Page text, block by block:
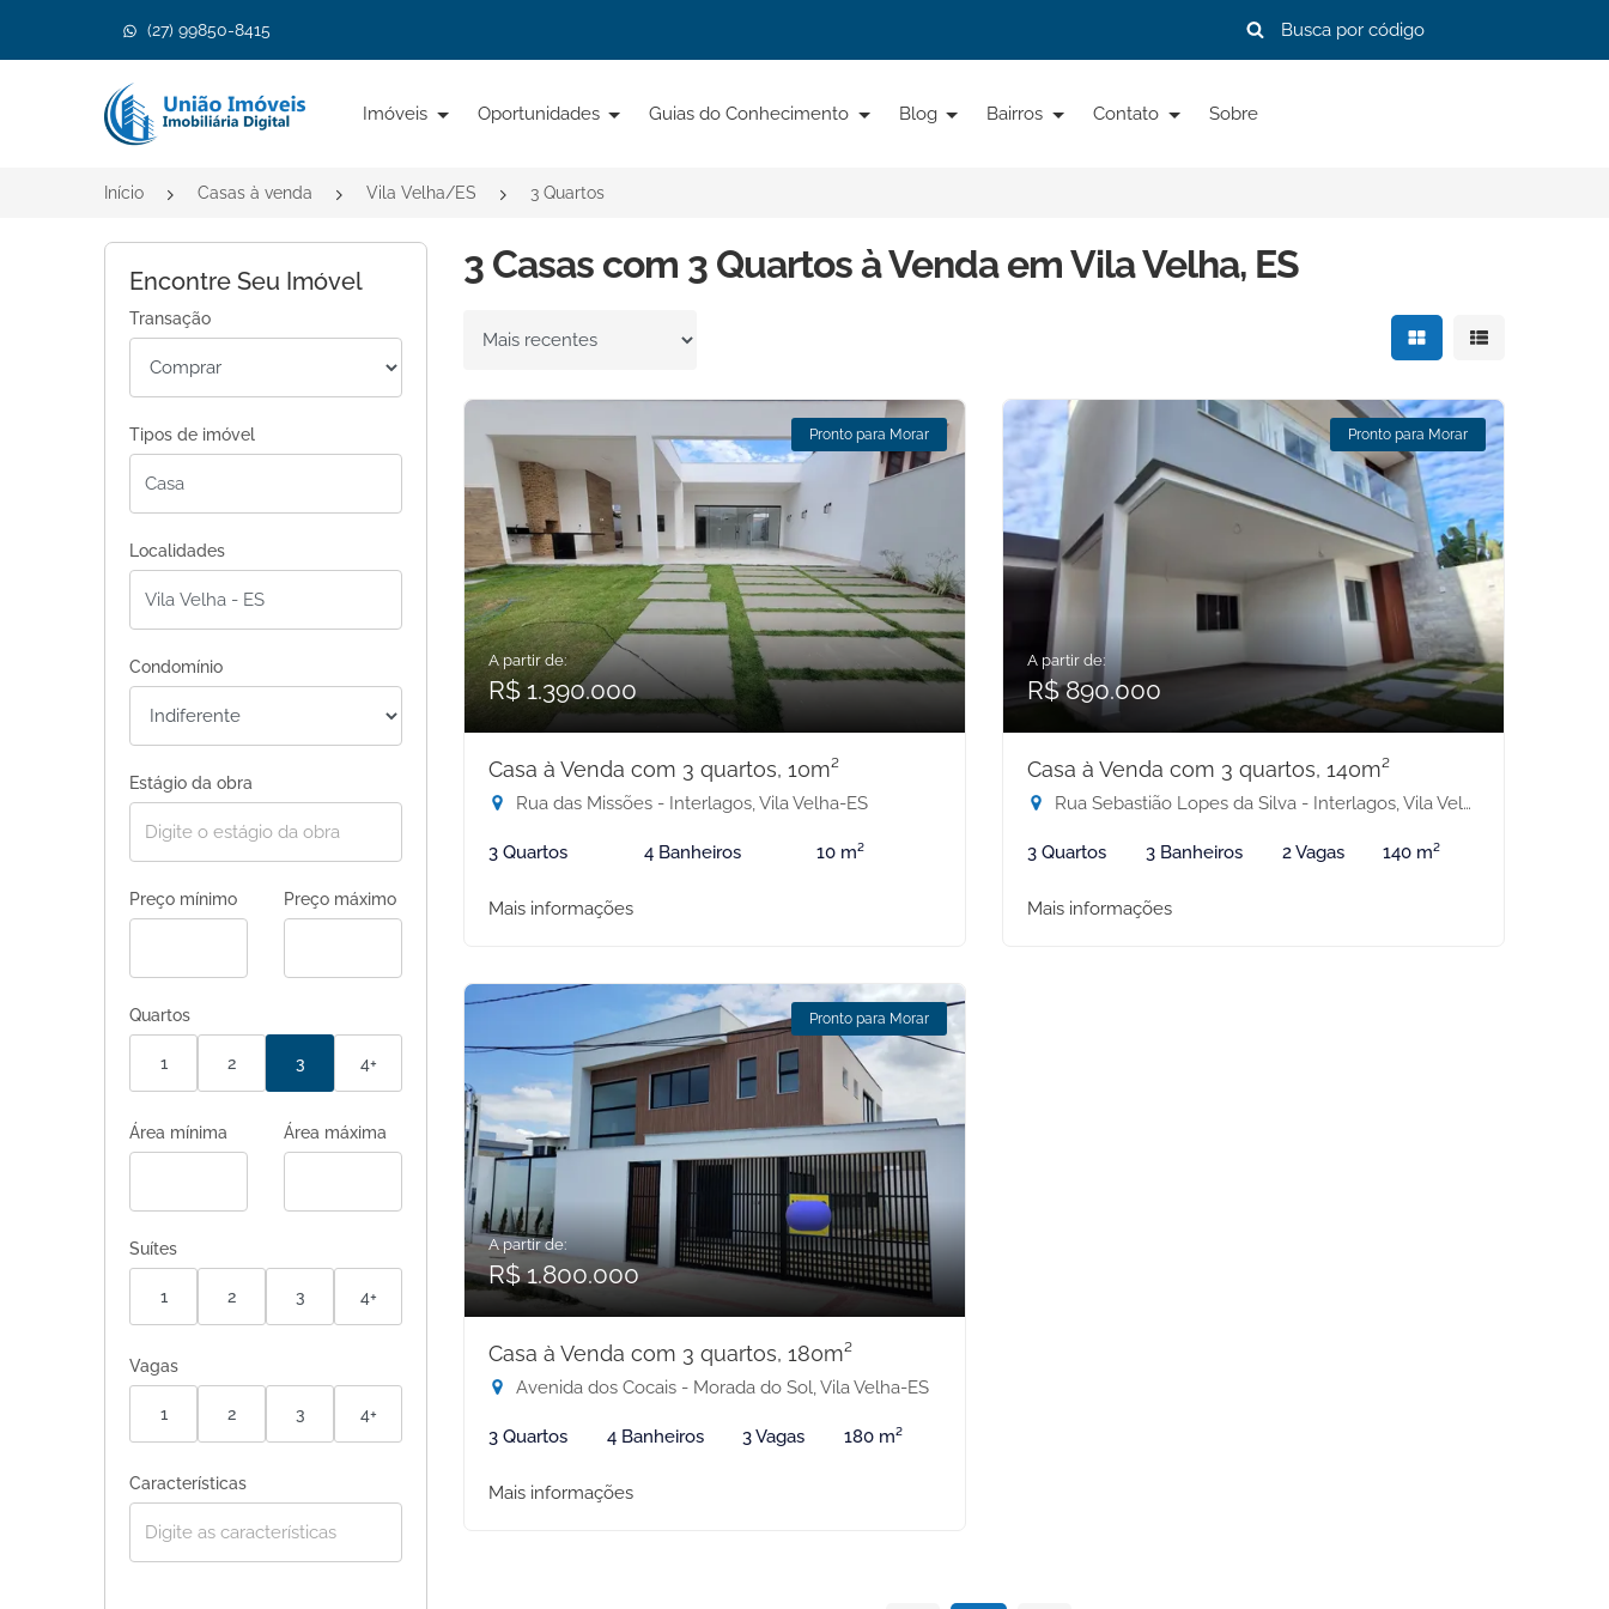
(27) 99850-8415
Página inicial
Imóveis Oportunidades Guias do Conhecimento Blog Bairros Contato Sobre
Início Casas à venda Vila Velha/ES 3 Quartos
Encontre Seu Imóvel
Transação
Tipos de imóvel
Localidades
Condomínio
Estágio da obra
Preço mínimo Preço máximo
Quartos
1 2 3 4+
Área mínima Área máxima
Suítes
1 2 3 4+
Vagas
1 2 3 4+
Características
3 Casas com 3 Quartos à Venda em Vila Velha, ES
Ordenar por Mostrar resultados
Mostrar
Pronto para Morar
A partir de:
R$ 1.390.000
Casa à Venda com 3 quartos, 10m²
Rua das Missões - Interlagos, Vila Velha-ES
3 Quartos 4 Banheiros 10 m²
Mais informações
Pronto para Morar
A partir de:
R$ 890.000
Casa à Venda com 3 quartos, 140m²
Rua Sebastião Lopes da Silva - Interlagos, Vila Velha-ES
3 Quartos 3 Banheiros 2 Vagas 140 m²
Mais informações
Pronto para Morar
A partir de:
R$ 1.800.000
Casa à Venda com 3 quartos, 180m²
Avenida dos Cocais - Morada do Sol, Vila Velha-ES
3 Quartos 4 Banheiros 3 Vagas 180 m²
Mais informações